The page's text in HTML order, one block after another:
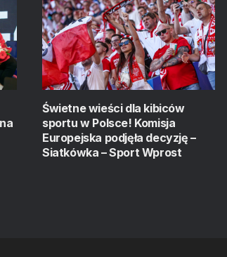
Świetne wieści dla kibiców
sportu w Polsce! Komisja
Europejska podjęła decyzję –
Siatkówka – Sport Wprost